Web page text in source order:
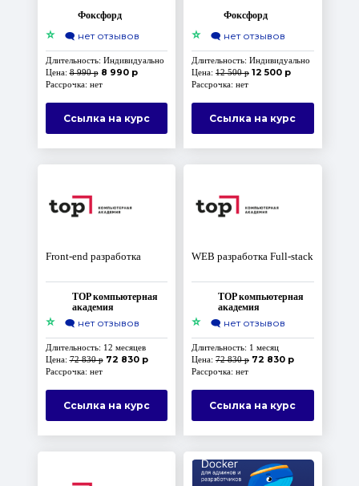
Фоксфорд
⭐ 🗨️ нет отзывов
Длительность: Индивидуально
Цена:8 990 р 8 990 р
Рассрочка: нет
Ссылка на курс
2-5 классовФоксфорд
⭐ 🗨️ нет отзывов
Длительность: Индивидуально
Цена: 12 500 р 12 500 р
Рассрочка: нет
Ссылка на курс
Front-end разработка
TOP компьютерная
академия
⭐ 🗨️ нет отзывов
Длительность: 12 месяцев
Цена:72 830 р 72 830 р
Рассрочка: нет
Ссылка на курс
WEB разработка Full-stack
TOP компьютерная
академия
⭐ 🗨️ нет отзывов
Длительность: 1 месяц
Цена: 72 830 р 72 830 р
Рассрочка: нет
Ссылка на курс